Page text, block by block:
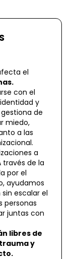
el
con el
y
de
miedo,
a las
a
través de la
por el
ayudamos
escalar el
personas
juntas con
libres de
y